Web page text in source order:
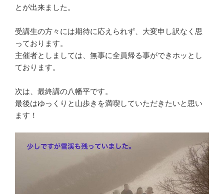
とが出来ました。
受講生の方々には期待に応えられず、大変申し訳なく思
っております。
主催者としましては、無事に全員帰る事ができホッとし
ております。
次は、最終講の八幡平です。
最後はゆっくりと山歩きを満喫していただきたいと思い
ます！